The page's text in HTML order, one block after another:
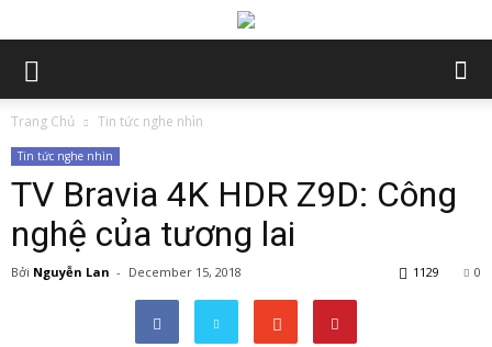
Trang Chủ Tin tức nghe nhìn
Tin tức nghe nhìn
TV Bravia 4K HDR Z9D: Công
nghệ của tương lai
Bởi Nguyễn Lan - December 15, 2018 0
1129